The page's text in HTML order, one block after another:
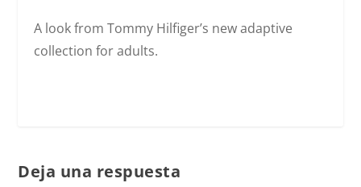
A look from Tommy Hilfiger’s new adaptive
collection for adults.
Deja una respuesta